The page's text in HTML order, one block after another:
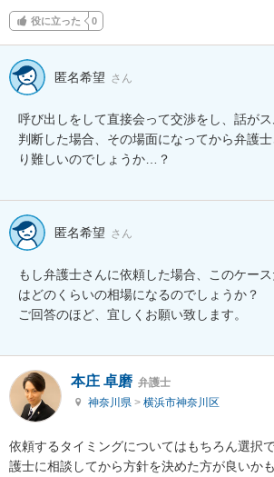
役に立った 0
匿名希望 さん
呼び出しをして直接会って交渉をし、話が
判断した場合、その場面になってから弁護
り難しいのでしょうか…？
匿名希望 さん
もし弁護士さんに依頼した場合、このケー
はどのくらいの相場になるのでしょうか？
ご回答のほど、宜しくお願い致します。
本庄 卓磨 弁護士
神奈川県 > 横浜市神奈川区
依頼するタイミングについてはもちろん選択
護士に相談してから方針を決めた方が良いか